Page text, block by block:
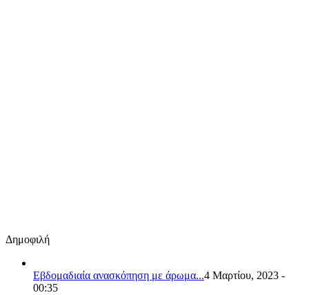
Δημοφιλή
Εβδομαδιαία ανασκόπηση με άρωμα...4 Μαρτίου, 2023 -
00:35